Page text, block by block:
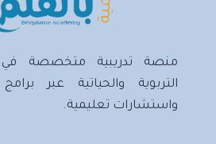
منصة تدريبية متخصصة في
التربوية والحياتية عبر
واستشارات تعليمية.